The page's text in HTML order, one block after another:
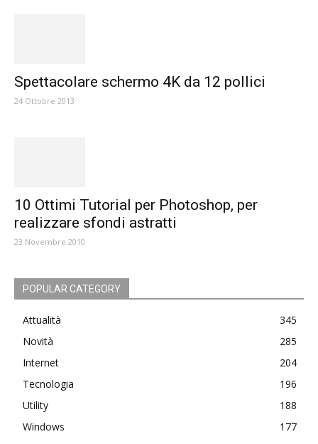
Spettacolare schermo 4K da 12 pollici
24 Ottobre 2013
10 Ottimi Tutorial per Photoshop, per
realizzare sfondi astratti
23 Novembre 2010
POPULAR CATEGORY
Attualità
345
Novità
285
Internet
204
Tecnologia
196
Utility
188
Windows
177